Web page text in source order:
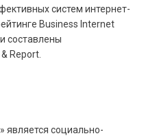
систем интернет-
Business Internet
составлены
Report.
является социально-